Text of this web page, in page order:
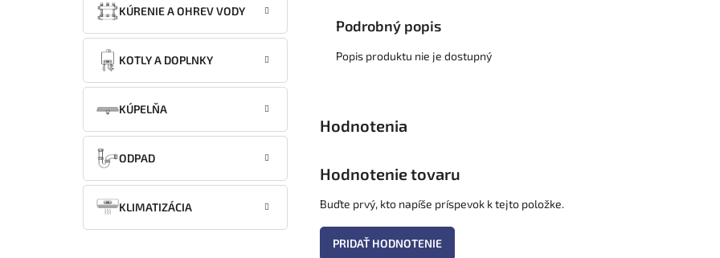
KÚRENIE A OHREV VODY
KOTLY A DOPLNKY
KÚPELŇA
ODPAD
KLIMATIZÁCIA
Podrobný popis
Popis produktu nie je dostupný
Hodnotenie tovaru
Buďte prvý, kto napíše príspevok k tejto položke.
PRIDAŤ HODNOTENIE